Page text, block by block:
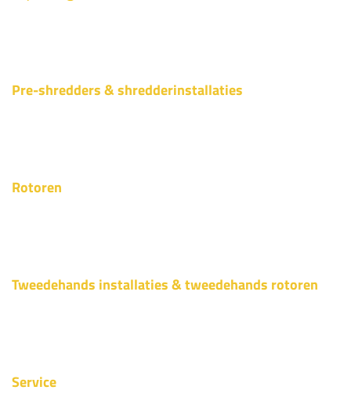
Pre-shredders & shredderinstallaties
Rotoren
Tweedehands installaties & tweedehands rotoren
Service